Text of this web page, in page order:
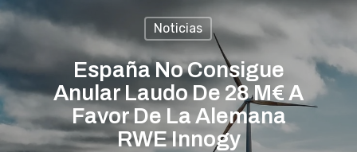
Noticias
España No Consigue
Anular Laudo De 28 M€ A
Favor De La Alemana
RWE Innogy